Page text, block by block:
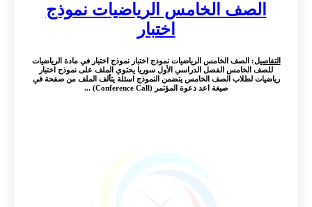
الصف الخامس الرياضيات نموذج
اختبار
التفاصيل: الصف الخامس الرياضيات نموذج اختبار نموذج اختبار في مادة الرياضيات
للصف الخامس الفصل الدراسي الأول سوريا يحتوي الملف على نموذج اختبار
رياضيات لطلاب الصف الخامس يتضمن النموذج اسئلة يتألف الملف من صفحة في
صيغة اعد دعوة المؤتمر (Conference Call) ...